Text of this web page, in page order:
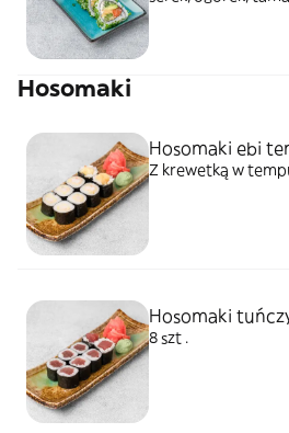
Hosomaki
Hosomaki ebi
Z krewetką w
Hosomaki
8 szt .